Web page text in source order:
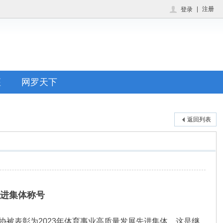
登录 注册
网罗天下
返回列表
集体称号
被表彰为2023年体育事业高质量发展先进集体。这是继